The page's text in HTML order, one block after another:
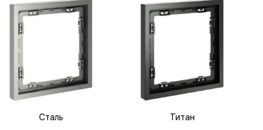
Сталь Титан